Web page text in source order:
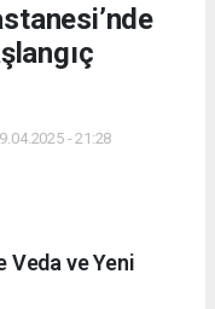
- 21:28
Veda ve Yeni